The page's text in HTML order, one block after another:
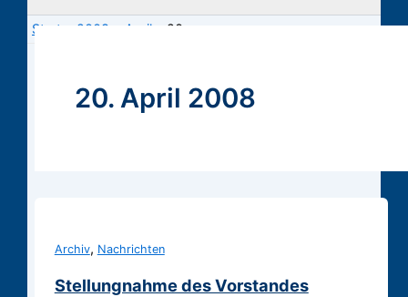
Start 2008 April 20.
20. April 2008
Archiv, Nachrichten
Stellungnahme des Vorstandes